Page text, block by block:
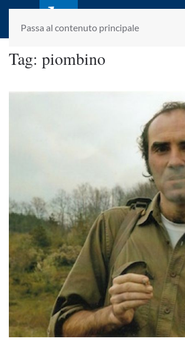
Passa al contenuto principale
fondato da Romano
Tag: piombino